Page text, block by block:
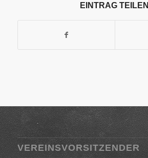
EINTRAG TEILEN
VEREINSVORSITZENDER